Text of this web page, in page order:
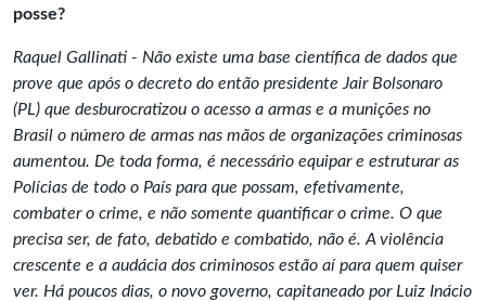
posse?
Raquel Gallinati - Não existe uma base científica de dados que
prove que após o decreto do então presidente Jair Bolsonaro
(PL) que desburocratizou o acesso a armas e a munições no
Brasil o número de armas nas mãos de organizações criminosas
aumentou. De toda forma, é necessário equipar e estruturar as
Polícias de todo o País para que possam, efetivamente,
combater o crime, e não somente quantificar o crime. O que
precisa ser, de fato, debatido e combatido, não é. A violência
crescente e a audácia dos criminosos estão aí para quem quiser
ver. Há poucos dias, o novo governo, capitaneado por Luiz Inácio